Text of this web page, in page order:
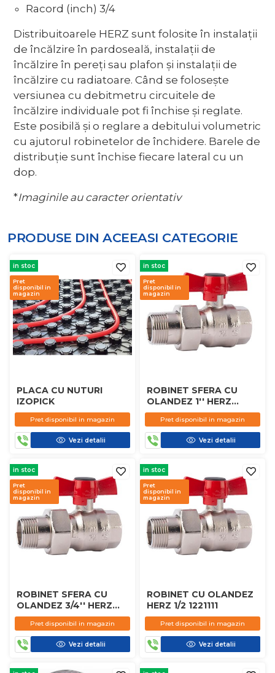
Racord (inch) 3/4
Distribuitoarele HERZ sunt folosite în instalații
de încălzire în pardoseală, instalații de
încălzire în pereți sau plafon și instalații de
încălzire cu radiatoare. Când se folosește
versiunea cu debitmetru circuitele de
încălzire individuale pot fi închise și reglate.
Este posibilă și o reglare a debitului volumetric
cu ajutorul robinetelor de închidere. Barele de
distribuție sunt închise fiecare lateral cu un
dop.
*Imaginile au caracter orientativ
PRODUSE DIN ACEEASI CATEGORIE
in stoc
Pret
disponibil in
magazin
PLACA CU NUTURI
IZOPICK
Pret disponibil in magazin
Vezi detalii
in stoc
Pret
disponibil in
magazin
ROBINET SFERA CU
OLANDEZ 1'' HERZ
1221113
Pret disponibil in magazin
Vezi detalii
in stoc
Pret
disponibil in
magazin
ROBINET SFERA CU
OLANDEZ 3/4'' HERZ
1221112
Pret disponibil in magazin
Vezi detalii
in stoc
Pret
disponibil in
magazin
ROBINET CU OLANDEZ
HERZ 1/2 1221111
Pret disponibil in magazin
Vezi detalii